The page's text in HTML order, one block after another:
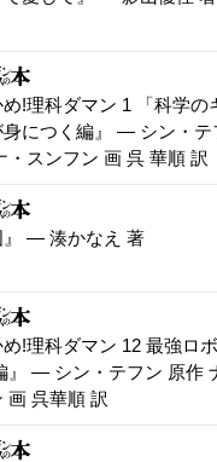
め!理科ダマン 1 「科学の
身につく編』 — シン・テ
・スンフン 画 呉 華順 訳
』 — 湊かなえ 著
め!理科ダマン 12 最強ロ
』 — シン・テフン 原作
画 呉華順 訳